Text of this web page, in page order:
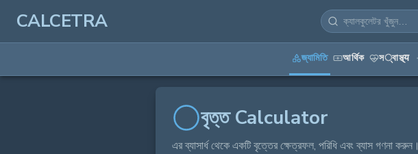
CALCETRA
জ্যামিতি আর্থিক স्বাস্থ্य
বৃত্ত Calculator
এর ব্যাসার্ধ থেকে একটি বৃত্তের ক্ষেত্রফল, পরিধি এবং ব্যাস গণনা করুন।